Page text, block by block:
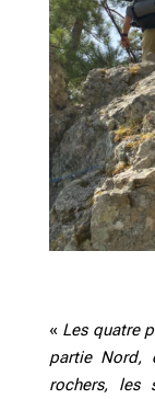
« Les quatre
partie Nord,
rochers, les